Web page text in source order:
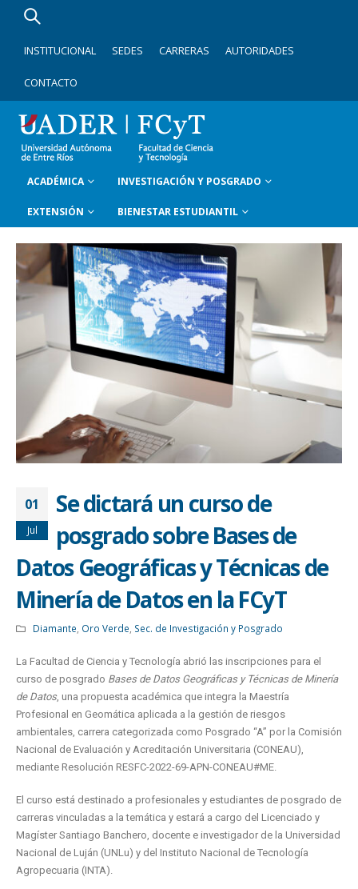
INSTITUCIONAL SEDES CARRERAS AUTORIDADES
CONTACTO
ACADÉMICA INVESTIGACIÓN Y POSGRADO
EXTENSIÓN BIENESTAR ESTUDIANTIL
01
Jul
Se dictará un curso de
posgrado sobre Bases de
Datos Geográficas y Técnicas de
Minería de Datos en la FCyT
Diamante, Oro Verde, Sec. de Investigación y Posgrado
La Facultad de Ciencia y Tecnología abrió las inscripciones para el
curso de posgrado Bases de Datos Geográficas y Técnicas de Minería
de Datos, una propuesta académica que integra la Maestría
Profesional en Geomática aplicada a la gestión de riesgos
ambientales, carrera categorizada como Posgrado “A” por la Comisión
Nacional de Evaluación y Acreditación Universitaria (CONEAU),
mediante Resolución RESFC-2022-69-APN-CONEAU#ME.
El curso está destinado a profesionales y estudiantes de posgrado de
carreras vinculadas a la temática y estará a cargo del Licenciado y
Magíster Santiago Banchero, docente e investigador de la Universidad
Nacional de Luján (UNLu) y del Instituto Nacional de Tecnología
Agropecuaria (INTA).